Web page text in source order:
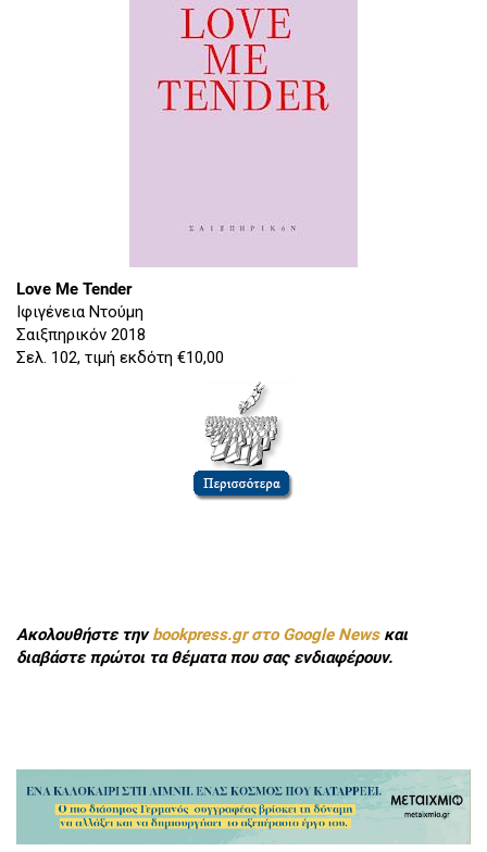
Love Me Tender
Ιφιγένεια Ντούμη
Σαιξπηρικόν 2018
Σελ. 102, τιμή εκδότη €10,00
Ακολουθήστε τηνbookpress.gr στο Google Newsκαι
διαβάστε πρώτοι τα θέματα που σας ενδιαφέρουν.